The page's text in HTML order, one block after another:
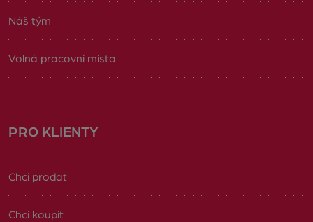
Náš tým
Volná pracovní místa
PRO KLIENTY
Chci prodat
Chci koupit